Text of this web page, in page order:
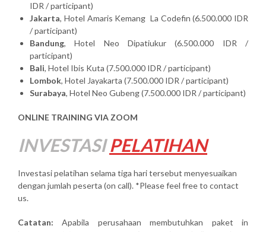
IDR / participant)
Jakarta, Hotel Amaris Kemang La Codefin (6.500.000 IDR
/ participant)
Bandung, Hotel Neo Dipatiukur (6.500.000 IDR /
participant)
Bali, Hotel Ibis Kuta (7.500.000 IDR / participant)
Lombok, Hotel Jayakarta (7.500.000 IDR / participant)
Surabaya, Hotel Neo Gubeng (7.500.000 IDR / participant)
ONLINE TRAINING VIA ZOOM
INVESTASI PELATIHAN
Investasi pelatihan selama tiga hari tersebut menyesuaikan
dengan jumlah peserta (on call). *Please feel free to contact
us.
Catatan: Apabila perusahaan membutuhkan paket in